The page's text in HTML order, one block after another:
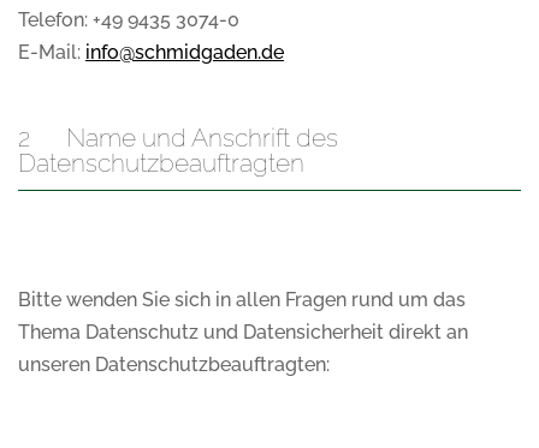
Telefon: +49 9435 3074-0
E-Mail: info@schmidgaden.de
2 Name und Anschrift des
Datenschutzbeauftragten
Bitte wenden Sie sich in allen Fragen rund um das
Thema Datenschutz und Datensicherheit direkt an
unseren Datenschutzbeauftragten: